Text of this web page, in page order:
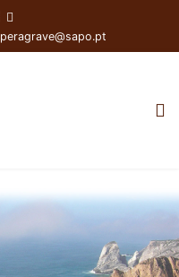
peragrave@sapo.pt